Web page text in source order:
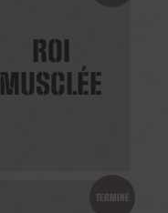
ROI
MUSCLÉE
TERMINÉ